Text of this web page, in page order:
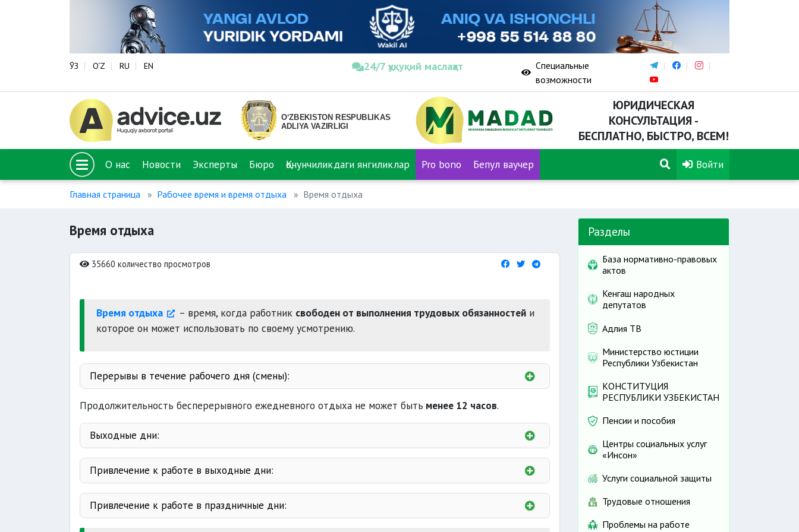
ЎЗ O‘Z RU EN 24/7 ҳуқуқий маслаҳат
Специальные
возможности
ЮРИДИЧЕСКАЯ
КОНСУЛЬТАЦИЯ -
БЕСПЛАТНО, БЫСТРО, ВСЕМ!
О нас Новости Эксперты Бюро Қонунчиликдаги янгиликлар Pro bono Бепул ваучер Войти
Главная страница Рабочее время и время отдыха Время отдыха
Время отдыха
35660 количество просмотров
Время отдыха – время, когда работник свободен от выполнения трудовых обязанностейи
которое он может использовать по своему усмотрению.
Перерывы в течение рабочего дня (смены):
Продолжительность бесперерывного ежедневного отдыха не может быть менее 12 часов.
Выходные дни:
Привлечение к работе в выходные дни:
Привлечение к работе в праздничные дни:
Разделы
База нормативно-правовых
актов
Кенгаш народных
депутатов
Адлия ТВ
Министерство юстиции
Республики Узбекистан
КОНСТИТУЦИЯ
РЕСПУБЛИКИ УЗБЕКИСТАН
Пенсии и пособия
Центры социальных услуг
«Инсон»
Услуги социальной защиты
Трудовые отношения
Проблемы на работе